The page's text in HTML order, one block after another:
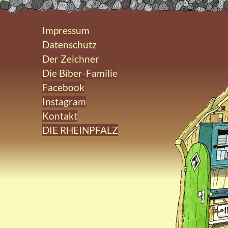
Impressum
Datenschutz
Der Zeichner
Die Biber-Familie
Facebook
Instagram
Kontakt
DIE RHEINPFALZ